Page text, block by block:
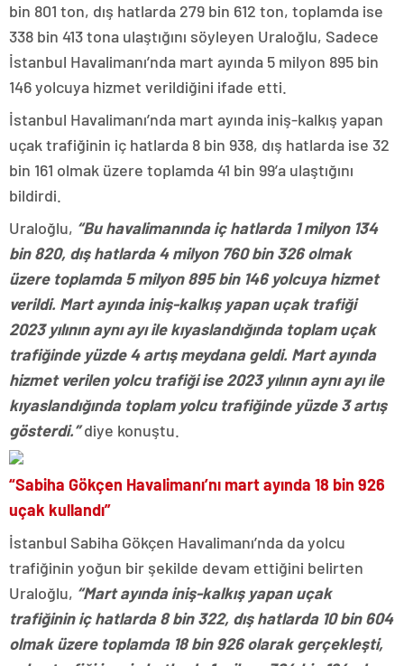
bin 801 ton, dış hatlarda 279 bin 612 ton, toplamda ise
338 bin 413 tona ulaştığını söyleyen Uraloğlu, Sadece
İstanbul Havalimanı’nda mart ayında 5 milyon 895 bin
146 yolcuya hizmet verildiğini ifade etti.
İstanbul Havalimanı’nda mart ayında iniş-kalkış yapan
uçak trafiğinin iç hatlarda 8 bin 938, dış hatlarda ise 32
bin 161 olmak üzere toplamda 41 bin 99’a ulaştığını
bildirdi.
Uraloğlu, “Bu havalimanında iç hatlarda 1 milyon 134
bin 820, dış hatlarda 4 milyon 760 bin 326 olmak
üzere toplamda 5 milyon 895 bin 146 yolcuya hizmet
verildi. Mart ayında iniş-kalkış yapan uçak trafiği
2023 yılının aynı ayı ile kıyaslandığında toplam uçak
trafiğinde yüzde 4 artış meydana geldi. Mart ayında
hizmet verilen yolcu trafiği ise 2023 yılının aynı ayı ile
kıyaslandığında toplam yolcu trafiğinde yüzde 3 artış
gösterdi.”diye konuştu.
“Sabiha Gökçen Havalimanı’nı mart ayında 18 bin 926
uçak kullandı”
İstanbul Sabiha Gökçen Havalimanı’nda da yolcu
trafiğinin yoğun bir şekilde devam ettiğini belirten
Uraloğlu, “Mart ayında iniş-kalkış yapan uçak
trafiğinin iç hatlarda 8 bin 322, dış hatlarda 10 bin 604
olmak üzere toplamda 18 bin 926 olarak gerçekleşti,